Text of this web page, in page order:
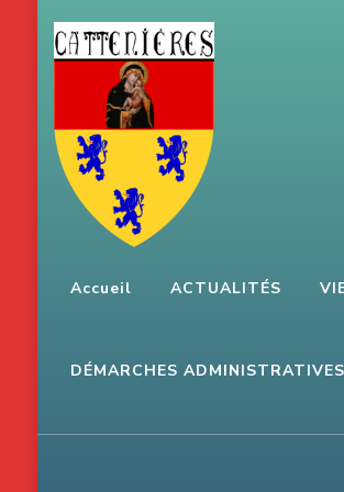
Aller
au
contenu
(Pressez
Entrée)
Accueil ACTUALITÉS
DÉMARCHES ADMINISTRATIVES